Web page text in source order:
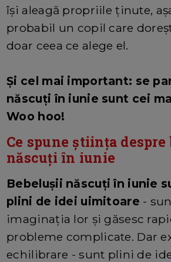
își aleagă propriile ținute,
probabil un copil care
doar ceea ce alege el.
Și cel mai important: se
născuți în iunie sunt cei
Woo hoo!
Ce spune știința
născuți în iunie
Bebelușii născuți în iunie
plini de idei uimitoare -
imaginația lor și găsesc
probleme complicate. Dar
echilibrare - sunt plini de